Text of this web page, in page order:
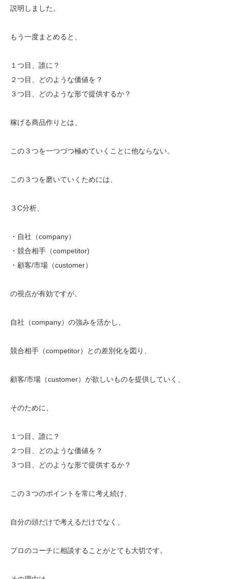
説明しました。
もう一度まとめると、
１つ目、誰に？
２つ目、どのような価値を？
３つ目、どのような形で提供するか？
稼げる商品作りとは、
この３つを一つづつ極めていくことに他ならない。
この３つを磨いていくためには、
３C分析、
・自社（company）
・競合相手（competitor)
・顧客/市場（customer）
の視点が有効ですが、
自社（company）の強みを活かし、
競合相手（competitor）との差別化を図り、
顧客/市場（customer）が欲しいものを提供していく、
そのために、
１つ目、誰に？
２つ目、どのような価値を？
３つ目、どのような形で提供するか？
この３つのポイントを常に考え続け、
自分の頭だけで考えるだけでなく、
プロのコーチに相談することがとても大切です。